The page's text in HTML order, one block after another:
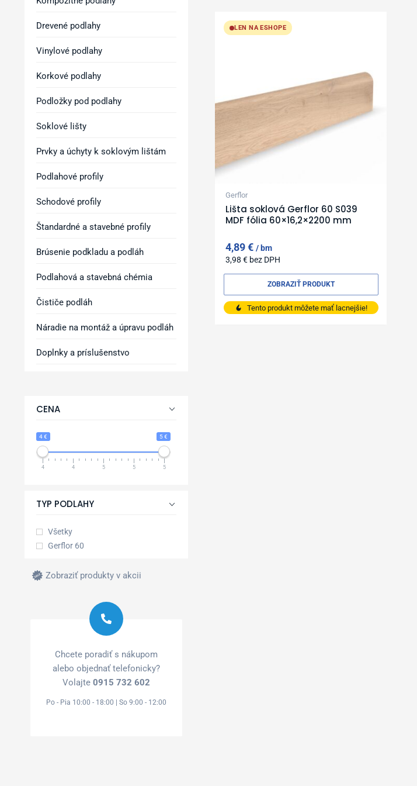
Drevené podlahy
Vinylové podlahy
Korkové podlahy
Podložky pod podlahy
Soklové lišty
Prvky a úchyty k soklovým lištám
Podlahové profily
Schodové profily
Štandardné a stavebné profily
Brúsenie podkladu a podláh
Podlahová a stavebná chémia
Čističe podláh
Náradie na montáž a úpravu podláh
Doplnky a príslušenstvo
CENA
4 € 5 €
4 4 5 5 5
TYP PODLAHY
Všetky
Gerflor 60
Zobraziť produkty v akcii
Chcete poradiť s nákupom
alebo objednať telefonicky?
Volajte0915 732 602
Po - Pia 10:00 - 18:00 | So 9:00 - 12:00
LEN NA ESHOPE
Gerflor
Lišta soklová Gerflor 60 S039
MDF fólia 60×16,2×2200 mm
4,89€ bm
3,98€ bez DPH
Tento produkt môžete mať lacnejšie!
ZOBRAZIŤ PRODUKT